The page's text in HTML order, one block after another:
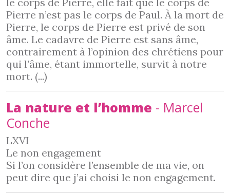
Pierre n’est pas le corps de Paul. À la mort de
Pierre, le corps de Pierre est privé de son
âme. Le cadavre de Pierre est sans âme,
contrairement à l’opinion des chrétiens pour
qui l’âme, étant immortelle, survit à notre
mort. (...)
La nature et l’homme - Marcel
Conche
LXVI
Le non engagement
Si l’on considère l’ensemble de ma vie, on
peut dire que j’ai choisi le non engagement.